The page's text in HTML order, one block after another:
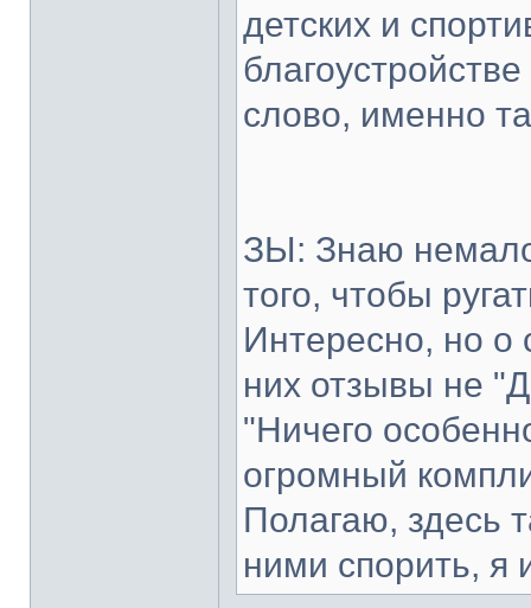
детских и
слово, именно
ЗЫ: Знаю немало
того, чтобы
Интересно, но
них отзывы не
"Ничего
огромный
Полагаю, здесь
ними спорить, я